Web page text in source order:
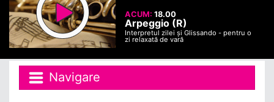
ACUM:18.00
Arpeggio (R)
Interpretul zilei și Glissando - pentru o
zi relaxată de vară
Navigare